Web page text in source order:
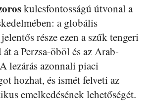
kulcsfontosságú útvonal a
a globális
része ezen a szűk tengeri
a Perzsa-öböl és az Arab-
lezárás azonnali piaci
hozhat, és ismét felveti az
emelkedésének lehetőségét.